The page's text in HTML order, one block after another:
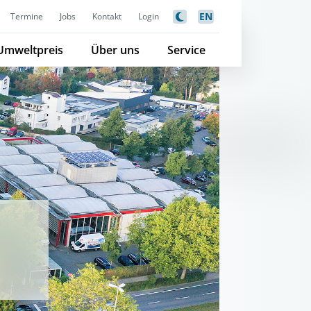
Termine Jobs Kontakt Login EN
Über uns Service